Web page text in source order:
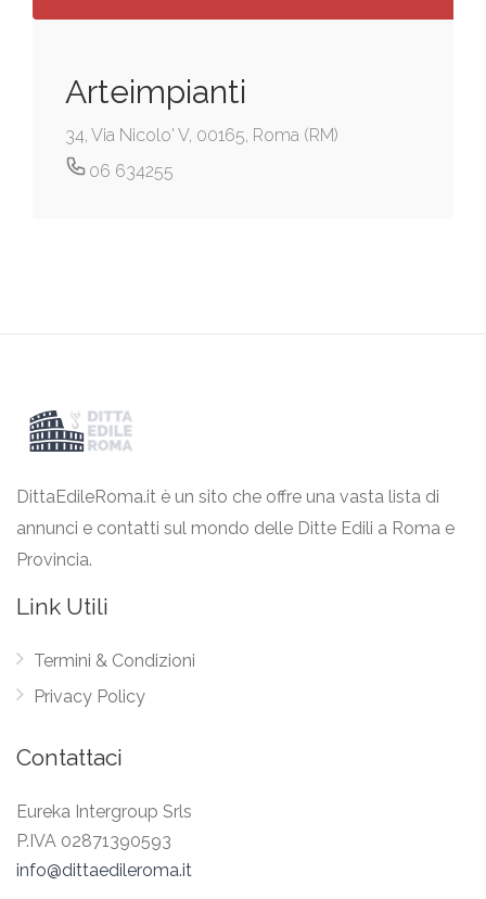
Arteimpianti
34, Via Nicolo' V, 00165, Roma (RM)
06 634255
DittaEdileRoma.it è un sito che offre una vasta lista di
annunci e contatti sul mondo delle Ditte Edili a Roma e
Provincia.
Link Utili
Termini & Condizioni
Privacy Policy
Contattaci
Eureka Intergroup Srls
P.IVA 02871390593
info@dittaedileroma.it